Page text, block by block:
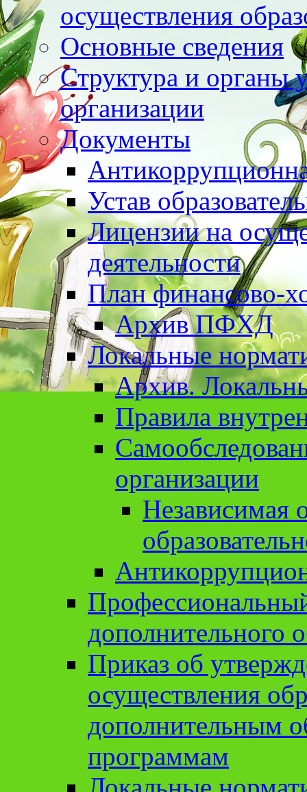
осуществления
Основные сведения
Структура и органы
организации
Документы
Устав
Лицензии на
деятельности
План финансово-
Архив ПФХД
Локальные
Архив.
Правила
организации
Независимая
дополнительного
Приказ об
осуществления
дополнительным
программам